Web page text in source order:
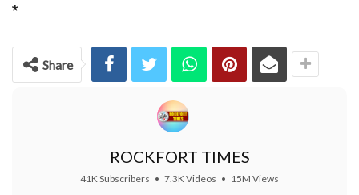
*
Share
ROCKFORT TIMES
41K Subscribers • 7.3K Videos • 15M Views